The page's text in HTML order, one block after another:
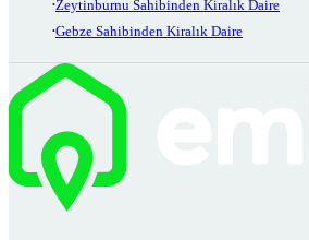
Zeytinburnu Sahibinden Kiralık Daire
Gebze Sahibinden Kiralık Daire